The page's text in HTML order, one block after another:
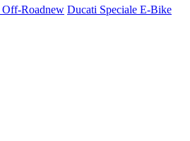
Off-Roadnew Ducati Speciale E-Bike